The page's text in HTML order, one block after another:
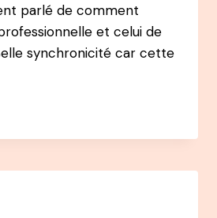
parlé de comment
et celui de
synchronicité car cette